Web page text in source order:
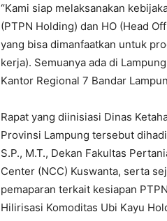
“Kami siap melaksanakan
(PTPN Holding) dan HO (Head
yang bisa dimanfaatkan untuk
kerja). Semuanya ada di
Kantor Regional 7 Bandar
Rapat yang diinisiasi Dinas
Provinsi Lampung tersebut
S.P., M.T., Dekan Fakultas
Center (NCC) Kuswanta, serta
pemaparan terkait kesiapan
Hilirisasi Komoditas Ubi Kayu